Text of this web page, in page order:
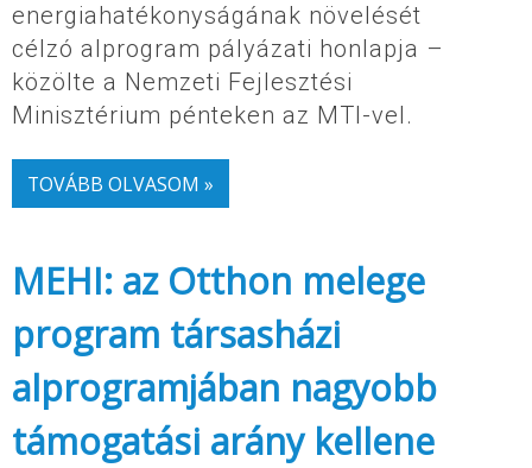
energiahatékonyságának növelését
célzó alprogram pályázati honlapja –
közölte a Nemzeti Fejlesztési
Minisztérium pénteken az MTI-vel.
TOVÁBB OLVASOM »
MEHI: az Otthon melege
program társasházi
alprogramjában nagyobb
támogatási arány kellene